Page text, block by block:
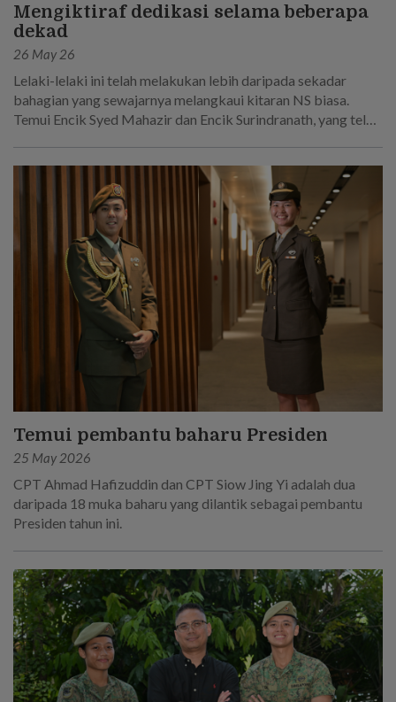
Mengiktiraf dedikasi selama beberapa
dekad
26 May 26
Lelaki-lelaki ini telah melakukan lebih daripada sekadar
bahagian yang sewajarnya melangkaui kitaran NS biasa.
Temui Encik Syed Mahazir dan Encik Surindranath, yang telah
Temui pembantu baharu Presiden
25 May 2026
CPT Ahmad Hafizuddin dan CPT Siow Jing Yi adalah dua
daripada 18 muka baharu yang dilantik sebagai pembantu
Presiden tahun ini.